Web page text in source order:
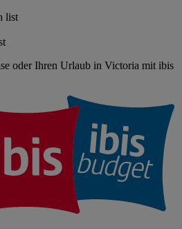
list
oder Ihren Urlaub in Victoria mit ibis